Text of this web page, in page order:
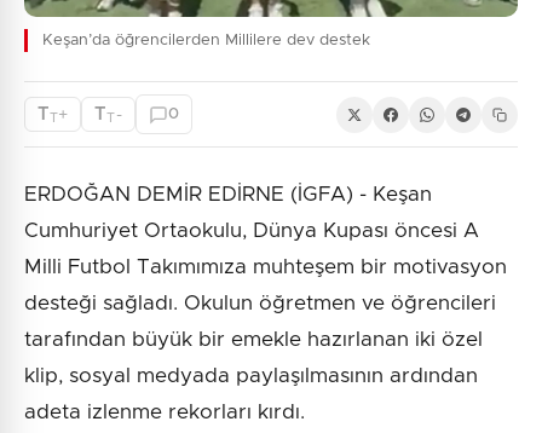
Keşan’da öğrencilerden Millilere dev destek
TT+ TT - 0
ERDOĞAN DEMİR EDİRNE (İGFA) - Keşan
Cumhuriyet Ortaokulu, Dünya Kupası öncesi A
Milli Futbol Takımımıza muhteşem bir motivasyon
desteği sağladı. Okulun öğretmen ve öğrencileri
tarafından büyük bir emekle hazırlanan iki özel
klip, sosyal medyada paylaşılmasının ardından
adeta izlenme rekorları kırdı.